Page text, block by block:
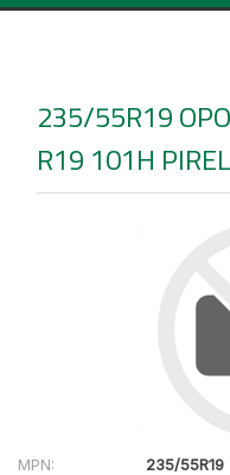
235/55R19
R19 101H
MPN:
235/55R19